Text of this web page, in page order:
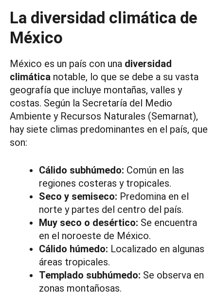
La diversidad climática de
México
México es un país con una diversidad
climática notable, lo que se debe a su vasta
geografía que incluye montañas, valles y
costas. Según la Secretaría del Medio
Ambiente y Recursos Naturales (Semarnat),
hay siete climas predominantes en el país, que
son:
Cálido subhúmedo: Común en las
regiones costeras y tropicales.
Seco y semiseco: Predomina en el
norte y partes del centro del país.
Muy seco o desértico: Se encuentra
en el noroeste de México.
Cálido húmedo: Localizado en algunas
áreas tropicales.
Templado subhúmedo: Se observa en
zonas montañosas.